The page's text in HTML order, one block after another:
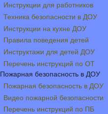
Инструкции для работников
Техника безопасности в ДОУ
Инструкции на кухне ДОУ
Правила поведения детей
Инструктажи для детей ДОУ
Перечень инструкций по ОТ
Пожарная безопасность в ДОУ
Пожарная безопасность в ДОУ
Видео пожарной безопасности
Перечень инструкций по ПБ